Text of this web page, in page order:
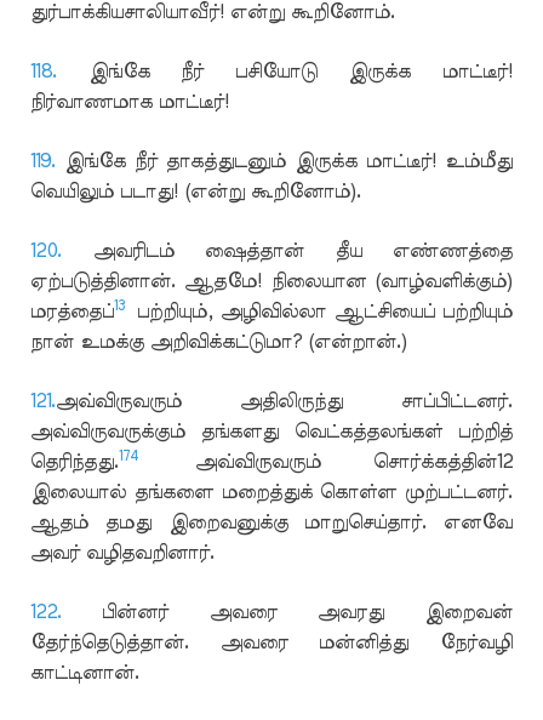
துர்பாக்கியசாலியாவீர்! என்று கூறினோம்.
118.
இங்கே நீர் பசியோடு இருக்க மாட்டீர்!
நிர்வாணமாக மாட்டீர்!
119.
இங்கே நீர் தாகத்துடனும் இருக்க மாட்டீர்! உம்மீது
வெயிலும் படாது! (என்று கூறினோம்).
120. அவரிடம் ஷைத்தான் தீய எண்ணத்தை
ஏற்படுத்தினான். ஆதமே! நிலையான (வாழ்வளிக்கும்)
மரத்தைப்13
பற்றியும், அழிவில்லா ஆட்சியைப் பற்றியும்
நான் உமக்கு அறிவிக்கட்டுமா? (என்றான்.)
121.அவ்விருவரும் அதிலிருந்து சாப்பிட்டனர்.
அவ்விருவருக்கும் தங்களது வெட்கத்தலங்கள் பற்றித்
தெரிந்தது.174
அவ்விருவரும் சொர்க்கத்தின்12
இலையால் தங்களை மறைத்துக் கொள்ள முற்பட்டனர்.
ஆதம் தமது இறைவனுக்கு மாறுசெய்தார். எனவே
அவர் வழிதவறினார்.
122. பின்னர் அவரை அவரது இறைவன்
தேர்ந்தெடுத்தான். அவரை மன்னித்து நேர்வழி
காட்டினான்.